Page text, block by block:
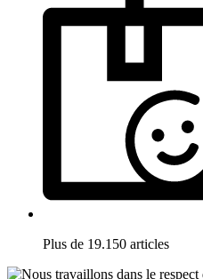
Plus de 19.150 articles